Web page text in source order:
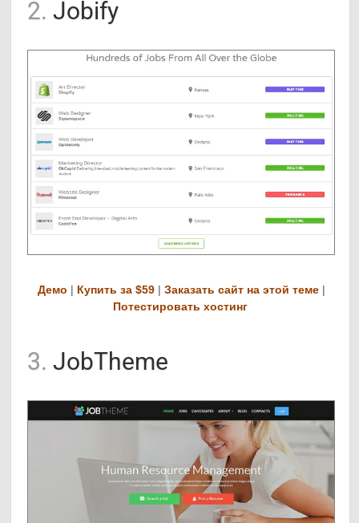
2. Jobify
Демо | Купить за $59 |Заказать сайт на этой теме |
Потестировать хостинг
3. JobTheme